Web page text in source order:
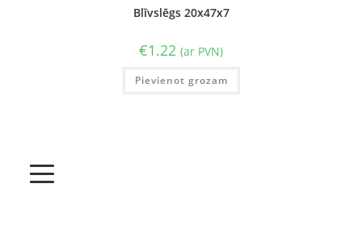
Blīvslēgs 20x47x7
€1.22 (ar PVN)
Pievienot grozam